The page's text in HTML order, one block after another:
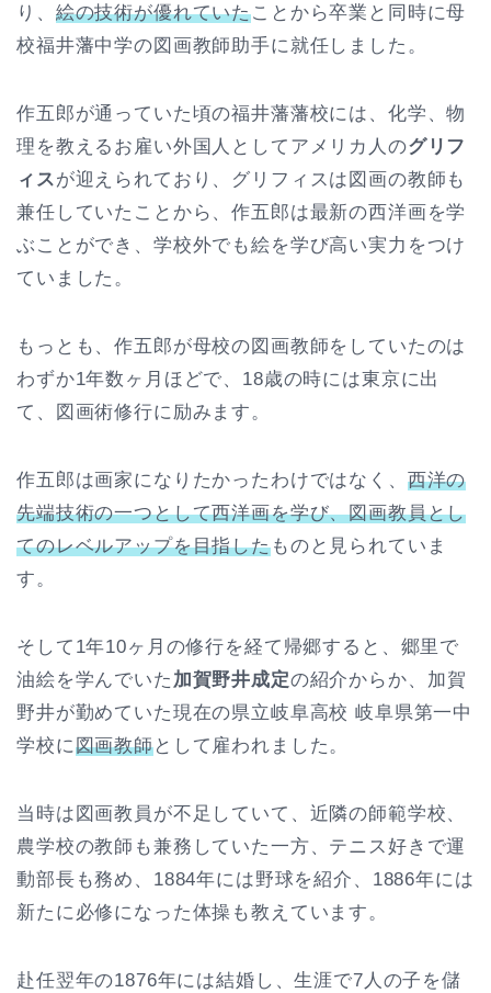
り、 絵の技術が優れていたことから卒業と同時に母
校福井藩中学の図画教師助手に就任しました。
作五郎が通っていた頃の福井藩藩校には、化学、物
理を教えるお雇い外国人としてアメリカ人のグリフ
ィスが迎えられており、グリフィスは図画の教師も
兼任していたことから、作五郎は最新の西洋画を学
ぶことができ、学校外でも絵を学び高い実力をつけ
ていました。
もっとも、作五郎が母校の図画教師をしていたのは
わずか1年数ヶ月ほどで、18歳の時には東京に出
て、図画術修行に励みます。
作五郎は画家になりたかったわけではなく、 西洋の
先端技術の一つとして西洋画を学び、図画教員とし
てのレベルアップを目指したものと見られていま
す。
そして1年10ヶ月の修行を経て帰郷すると、郷里で
油絵を学んでいた 加賀野井成定の紹介からか、加賀
野井が勤めていた現在の県立岐阜高校 岐阜県第一中
学校に図画教師として雇われました。
当時は図画教員が不足していて、近隣の師範学校、
農学校の教師も兼務していた一方、テニス好きで運
動部長も務め、1884年には野球を紹介、1886年には
新たに必修になった体操も教えています。
赴任翌年の1876年には結婚し、生涯で7人の子を儲